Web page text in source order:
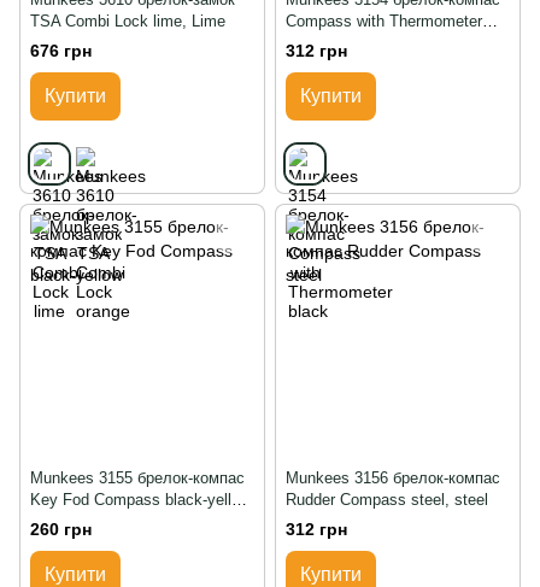
TSA Combi Lock lime, Lime
676 грн
Купити
Compass with Thermometer
black, Чорний
312 грн
Купити
Munkees 3155 брелок-компас
Key Fod Compass black-yellow,
black-yellow
260 грн
Купити
Munkees 3156 брелок-компас
Rudder Compass steel, steel
312 грн
Купити